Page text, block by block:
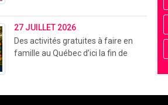
27 JUILLET 2026
Des activités gratuites à faire en
famille au Québec d’ici la fin de